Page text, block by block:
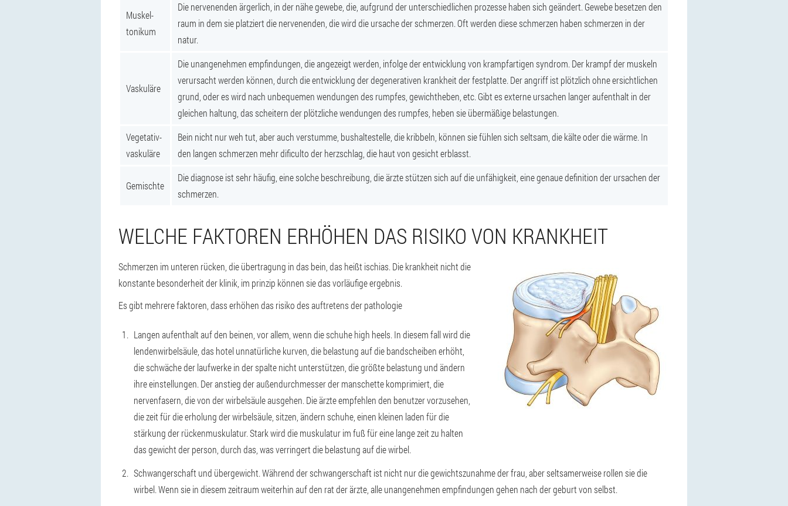
Muskel-
tonikum
Die nervenenden ärgerlich, in der nähe gewebe, die, aufgrund der unterschiedlichen prozesse haben sich geändert. Gewebe besetzen den
raum in dem sie platziert die nervenenden, die wird die ursache der schmerzen. Oft werden diese schmerzen haben schmerzen in der
natur.
Vaskuläre
Die unangenehmen empfindungen, die angezeigt werden, infolge der entwicklung von krampfartigen syndrom. Der krampf der muskeln
verursacht werden können, durch die entwicklung der degenerativen krankheit der festplatte. Der angriff ist plötzlich ohne ersichtlichen
grund, oder es wird nach unbequemen wendungen des rumpfes, gewichtheben, etc. Gibt es externe ursachen langer aufenthalt in der
gleichen haltung, das scheitern der plötzliche wendungen des rumpfes, heben sie übermäßige belastungen.
Vegetativ-
vaskuläre
Bein nicht nur weh tut, aber auch verstumme, bushaltestelle, die kribbeln, können sie fühlen sich seltsam, die kälte oder die wärme. In
den langen schmerzen mehr dificulto der herzschlag, die haut von gesicht erblasst.
Gemischte
Die diagnose ist sehr häufig, eine solche beschreibung, die ärzte stützen sich auf die unfähigkeit, eine genaue definition der ursachen der
schmerzen.
WELCHE FAKTOREN ERHÖHEN DAS RISIKO VON KRANKHEIT
Schmerzen im unteren rücken, die übertragung in das bein, das heißt ischias. Die krankheit nicht die
konstante besonderheit der klinik, im prinzip können sie das vorläufige ergebnis.
Es gibt mehrere faktoren, dass erhöhen das risiko des auftretens der pathologie
Langen aufenthalt auf den beinen, vor allem, wenn die schuhe high heels. In diesem fall wird die
lendenwirbelsäule, das hotel unnatürliche kurven, die belastung auf die bandscheiben erhöht,
die schwäche der laufwerke in der spalte nicht unterstützen, die größte belastung und ändern
ihre einstellungen. Der anstieg der außendurchmesser der manschette komprimiert, die
nervenfasern, die von der wirbelsäule ausgehen. Die ärzte empfehlen den benutzer vorzusehen,
die zeit für die erholung der wirbelsäule, sitzen, ändern schuhe, einen kleinen laden für die
stärkung der rückenmuskulatur. Stark wird die muskulatur im fuß für eine lange zeit zu halten
das gewicht der person, durch das, was verringert die belastung auf die wirbel.
Schwangerschaft und übergewicht.Während der schwangerschaft ist nicht nur die gewichtszunahme der frau, aber seltsamerweise rollen sie die
wirbel. Wenn sie in diesem zeitraum weiterhin auf den rat der ärzte, alle unangenehmen empfindungen gehen nach der geburt von selbst.